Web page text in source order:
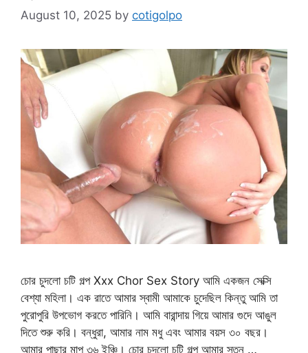
August 10, 2025 by cotigolpo
চোর চুদলো চটি গল্প Xxx Chor Sex Story আমি একজন সেক্সি
বেশ্যা মহিলা। এক রাতে আমার স্বামী আমাকে চুদেছিল কিন্তু আমি তা
পুরোপুরি উপভোগ করতে পারিনি। আমি বারান্দায় গিয়ে আমার গুদে আঙুল
দিতে শুরু করি। বন্ধুরা, আমার নাম মধু এবং আমার বয়স ৩০ বছর।
আমার পাছার মাপ ৩৬ ইঞ্চি। চোর চুদলো চটি গল্প আমার স্তন …